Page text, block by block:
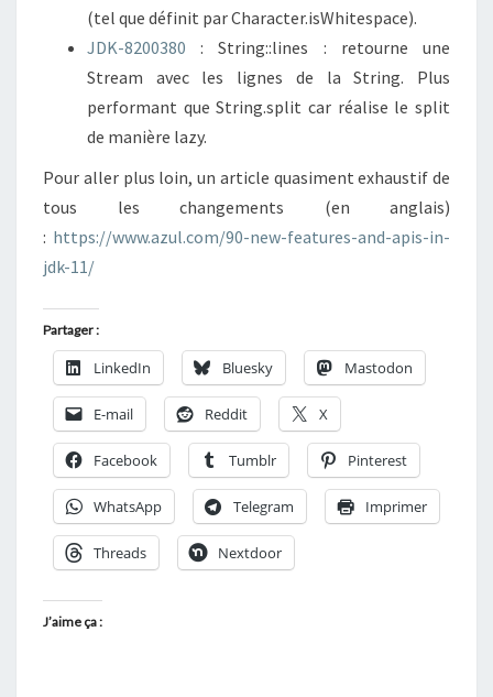
(tel que définit par Character.isWhitespace).
JDK-8200380 : String::lines : retourne une
Stream avec les lignes de la String. Plus
performant que String.split car réalise le split
de manière lazy.
Pour aller plus loin, un article quasiment exhaustif de
tous les changements (en anglais)
: https://www.azul.com/90-new-features-and-apis-in-
jdk-11/
Partager :
LinkedIn Bluesky Mastodon
E-mail Reddit X
Facebook Tumblr Pinterest
WhatsApp Telegram Imprimer
Threads Nextdoor
J’aime ça :